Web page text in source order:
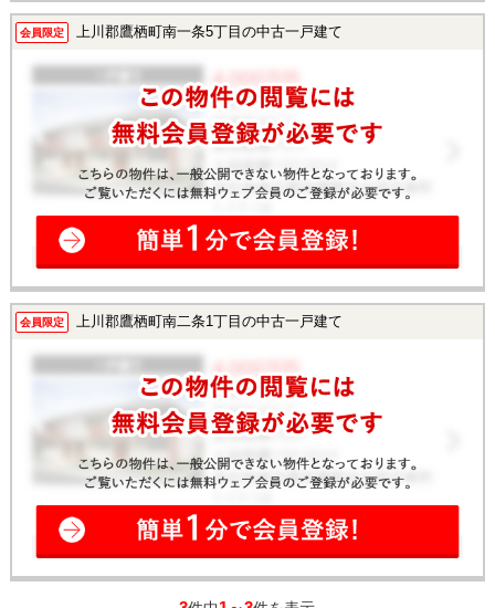
会員限定 上川郡鷹栖町南一条5丁目の中古一戸建て
会員限定 上川郡鷹栖町南二条1丁目の中古一戸建て